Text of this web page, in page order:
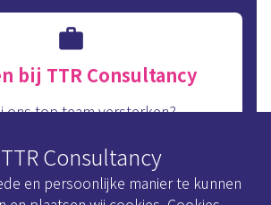
bij TTR Consultancy
ons top team versterken?
Onze vacatures
Consultancy
en persoonlijke manier te kunnen